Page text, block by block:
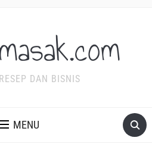
DAN BISNIS
MENU